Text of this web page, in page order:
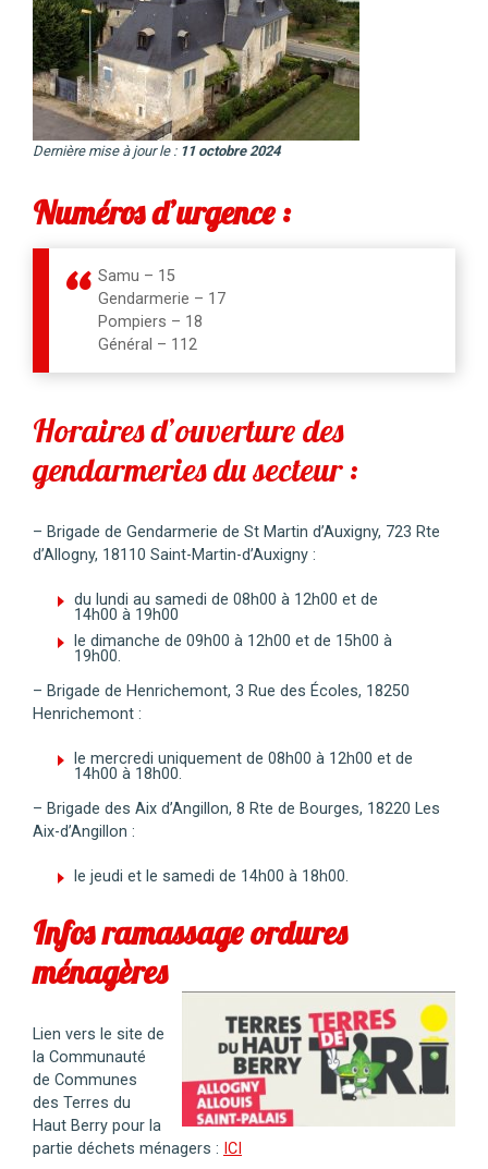
Dernière mise à jour le : 11 octobre 2024
Numéros d’urgence :
Samu – 15
Gendarmerie – 17
Pompiers – 18
Général – 112
Horaires d’ouverture des
gendarmeries du secteur :
– Brigade de Gendarmerie de St Martin d’Auxigny, 723 Rte
d’Allogny, 18110 Saint-Martin-d’Auxigny :
du lundi au samedi de 08h00 à 12h00 et de
14h00 à 19h00
le dimanche de 09h00 à 12h00 et de 15h00 à
19h00.
– Brigade de Henrichemont, 3 Rue des Écoles, 18250
Henrichemont :
le mercredi uniquement de 08h00 à 12h00 et de
14h00 à 18h00.
– Brigade des Aix d’Angillon, 8 Rte de Bourges, 18220 Les
Aix-d’Angillon :
le jeudi et le samedi de 14h00 à 18h00.
Infos ramassage ordures
ménagères
Lien vers le site de
la Communauté
de Communes
des Terres du
Haut Berry pour la
partie déchets ménagers : ICI